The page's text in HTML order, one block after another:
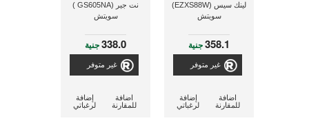
لينك سيس (EZXS88W)
سويتش
358.1جنية
غير متوفر
إضافة
لرغباتي
اضافة
للمقارنة
نت جير (GS605NA )
سويتش
338.0جنية
غير متوفر
إضافة
لرغباتي
اضافة
للمقارنة